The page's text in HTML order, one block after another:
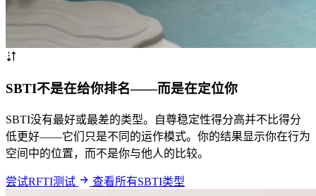
SBTI不是在给你排名——而是在定位你
SBTI没有最好或最差的类型。自尊稳定性得分高并不比得分
低更好——它们只是不同的运作模式。你的结果显示你在行为
空间中的位置，而不是你与他人的比较。
尝试RFTI测试 查看所有SBTI类型